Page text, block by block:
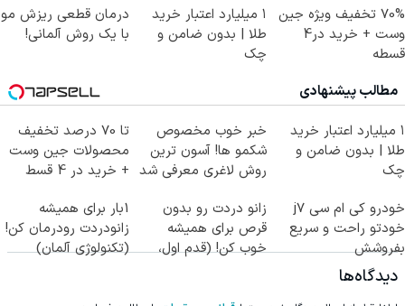
70% تخفیف ویژه جین
وست + خرید در4
قسطه
۱ میلیارد اعتبار خرید
طلا | بدون ضامن و
چک
درمان قطعی ریزش مو
با یک روش آلمانی!
مطالب پیشنهادی
۱ میلیارد اعتبار خرید
طلا | بدون ضامن و
چک
خبر خوب مخصوص
شکمو ها! آسون ترین
روش لاغری معرفی شد
تا 70 درصد تخفیف
محصولات جین وست
+ خرید در 4 قسط
خودرو کی ام سی j7
خودتو راحت و سریع
بفروشش
زانو دردت رو بدون
قرص برای همیشه
خوب کن! (قدم اول،
1بار برای همیشه
زانودردت رودرمان کن!
(تکنولوژی آلمان)
دیدگاه‌ها